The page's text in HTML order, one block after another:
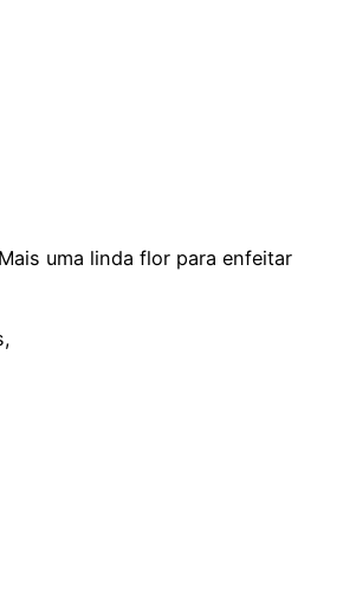
uma linda flor para enfeitar